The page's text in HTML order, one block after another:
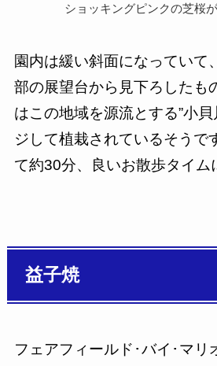
ショッキングピンクの芝桜が
園内は緩い斜面になっていて
部の展望台から見下ろしたも
はこの地域を源流とする”小
ジして植栽されているそうで
て約30分、良いお散歩タイム
益子焼
フェアフィールド･バイ･マリ